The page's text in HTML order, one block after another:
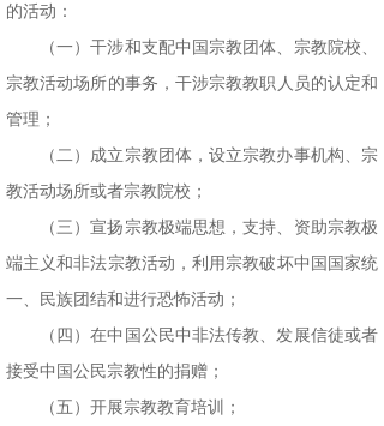
的活动：
（一）干涉和支配中国宗教团体、宗教院校、
宗教活动场所的事务，干涉宗教教职人员的认定和
管理；
（二）成立宗教团体，设立宗教办事机构、宗
教活动场所或者宗教院校；
（三）宣扬宗教极端思想，支持、资助宗教极
端主义和非法宗教活动，利用宗教破坏中国国家统
一、民族团结和进行恐怖活动；
（四）在中国公民中非法传教、发展信徒或者
接受中国公民宗教性的捐赠；
（五）开展宗教教育培训；